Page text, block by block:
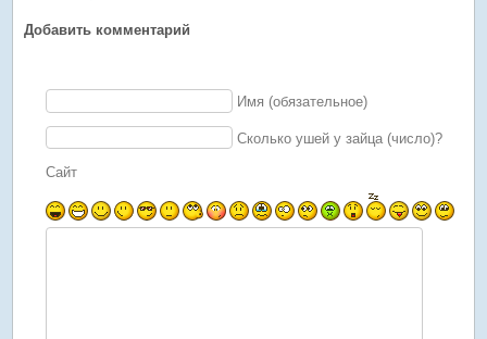
Добавить комментарий
Имя (обязательное)
Сколько ушей у зайца (число)?
Сайт